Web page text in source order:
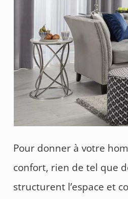
Pour donner à votre
confort, rien de tel que
structurent l’espace et